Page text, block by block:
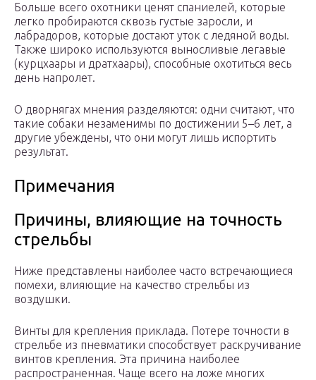
Больше всего охотники ценят спаниелей, которые
легко пробираются сквозь густые заросли, и
лабрадоров, которые достают уток с ледяной воды.
Также широко используются выносливые легавые
(курцхаары и дратхаары), способные охотиться весь
день напролет.
О дворнягах мнения разделяются: одни считают, что
такие собаки незаменимы по достижении 5–6 лет, а
другие убеждены, что они могут лишь испортить
результат.
Примечания
Причины, влияющие на точность
стрельбы
Ниже представлены наиболее часто встречающиеся
помехи, влияющие на качество стрельбы из
воздушки.
Винты для крепления приклада. Потере точности в
стрельбе из пневматики способствует раскручивание
винтов крепления. Эта причина наиболее
распространенная. Чаще всего на ложе многих